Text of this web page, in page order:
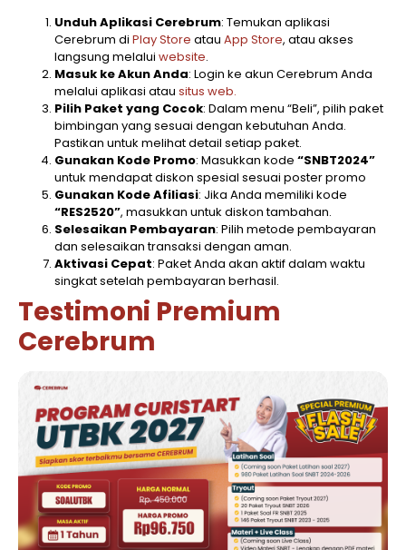
Unduh Aplikasi Cerebrum: Temukan aplikasi
Cerebrum di Play Store atau App Store, atau akses
langsung melalui website.
Masuk ke Akun Anda: Login ke akun Cerebrum Anda
melalui aplikasi atau situs web.
Pilih Paket yang Cocok: Dalam menu “Beli”, pilih paket
bimbingan yang sesuai dengan kebutuhan Anda.
Pastikan untuk melihat detail setiap paket.
Gunakan Kode Promo: Masukkan kode “SNBT2024”
untuk mendapat diskon spesial sesuai poster promo
Gunakan Kode Afiliasi: Jika Anda memiliki kode
“RES2520”, masukkan untuk diskon tambahan.
Selesaikan Pembayaran: Pilih metode pembayaran
dan selesaikan transaksi dengan aman.
Aktivasi Cepat: Paket Anda akan aktif dalam waktu
singkat setelah pembayaran berhasil.
Testimoni Premium
Cerebrum